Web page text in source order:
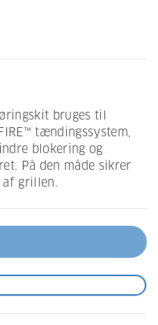
bruges til
tændingssystem,
blokering og
På den måde sikrer
af grillen.